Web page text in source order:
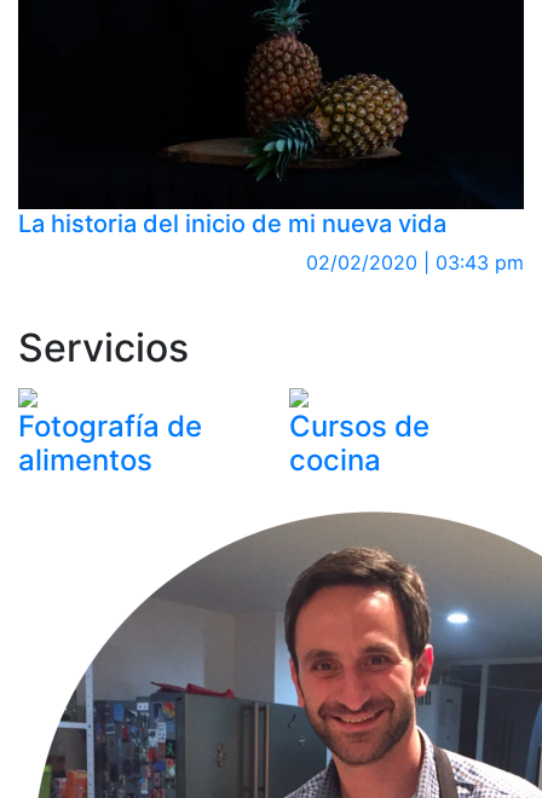
La historia del inicio de mi nueva vida
02/02/2020 | 03:43 pm
Servicios
Fotografía de
alimentos
Cursos de
cocina